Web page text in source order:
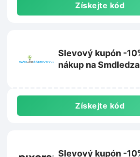
Získejte kód
Slevový kupón -
nákup na
Získejte kód
Slevový kupón -